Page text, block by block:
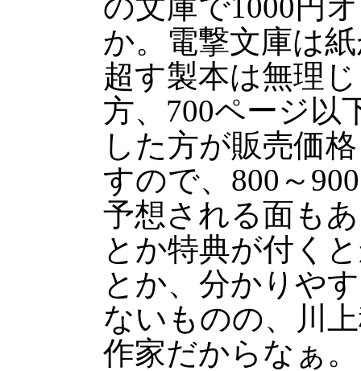
か。電撃文庫は
超す製本は無理
方、700ページ以
した方が販売価
すので、800～
予想される面も
とか特典が付く
とか、分かりや
ないものの、川
作家だからなぁ。